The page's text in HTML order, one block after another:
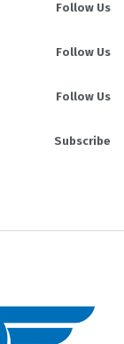
Follow Us
Follow Us
Follow Us
Subscribe